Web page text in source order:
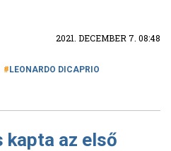
2021. DECEMBER 7. 08:48
LEONARDO DICAPRIO
kapta az első